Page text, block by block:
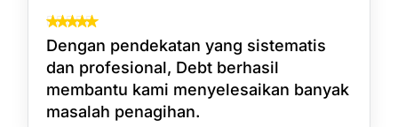
Dengan pendekatan yang sistematis
dan profesional, Debt berhasil
membantu kami menyelesaikan banyak
masalah penagihan.